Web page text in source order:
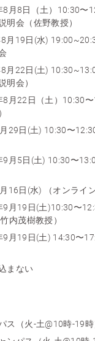
月8日（土）10:30〜
明会（佐野教授）
19日(水)
22日(土)
明会）
8月22日（土）10:30
29日(土) 10:30〜
9月5日(土) 10:30〜
16日(水) （オンライ
9月19日(土)10:30〜
内茂樹教授）
9月19日(土) 14:30〜
まない
ス（火-土@10時-19時